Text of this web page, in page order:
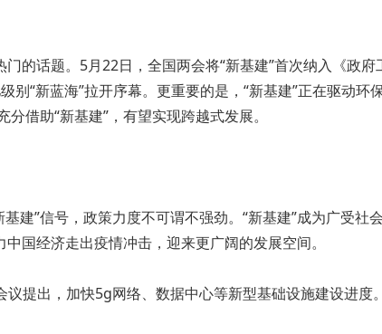
的话题。5月22日，全国两会将“新基建”首次纳入《政
别“新蓝海”拉开序幕。更重要的是，“新基建”正在驱动
借助“新基建”，有望实现跨越式发展。
建”信号，政策力度不可谓不强劲。“新基建”成为广受
国经济走出疫情冲击，迎来更广阔的发展空间。
提出，加快5g网络、数据中心等新型基础设施建设进度。